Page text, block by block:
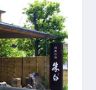
2回／年